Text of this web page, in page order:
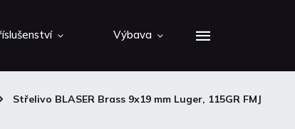
Výbava
Střelivo BLASER Brass 9x19 mm Luger, 115GR FMJ